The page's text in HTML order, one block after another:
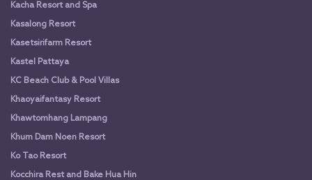
Kacha Resort and Spa
Kasalong Resort
Kasetsirifarm Resort
Kastel Pattaya
KC Beach Club & Pool Villas
Khaoyaifantasy Resort
Khawtomhang Lampang
Khum Dam Noen Resort
Ko Tao Resort
Kocchira Rest and Bake Hua Hin